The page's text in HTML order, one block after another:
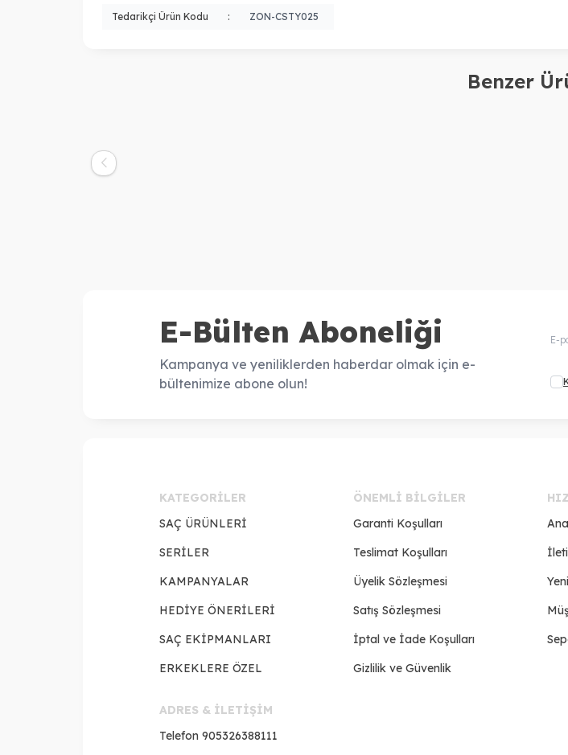
Tedarikçi Ürün Kodu : ZON-CSTY025
Benzer
Protector Isıdan Koruyucu
Şekillendirici Sprey 200 Ml
E-Bülten Aboneliği
Kampanya ve yeniliklerden haberdar olmak için e-
bültenimize abone olun!
KATEGORILER
SAÇ ÜRÜNLERİ
SERİLER
KAMPANYALAR
HEDİYE ÖNERİLERİ
SAÇ EKİPMANLARI
ERKEKLERE ÖZEL
ÖNEMLI BILGILER
Garanti Koşulları
Teslimat Koşulları
Üyelik Sözleşmesi
Satış Sözleşmesi
İptal ve İade Koşulları
Gizlilik ve Güvenlik
ADRES & İLETİŞİM
Telefon 905326388111